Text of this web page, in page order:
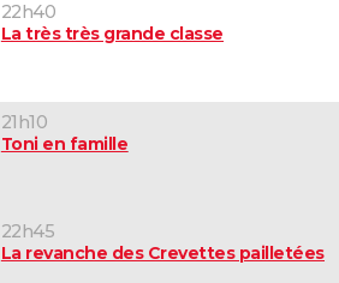
22h40
La très très grande classe
21h10
Toni en famille
22h45
La revanche des Crevettes pailletées